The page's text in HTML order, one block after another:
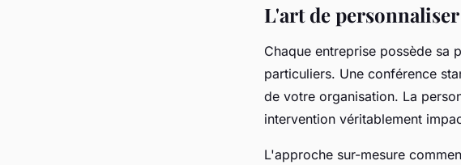
L'art de
Chaque entreprise possède sa
particuliers. Une conférence
de votre organisation. La
intervention véritablement
L'approche sur-mesure